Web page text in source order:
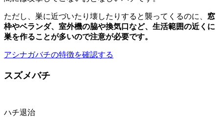
ただし、巣に近づいたり壊したりすると襲ってくるのに、 窓
枠やベランダ、室外機の脇や換気口など、 生活範囲の近くに
巣を作ることが多いので注意が必要です。
アシナガバチの特徴を確認する
スズメバチ
ハチ退治